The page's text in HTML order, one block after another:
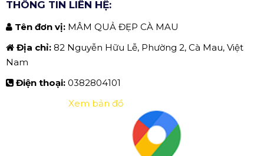
THÔNG TIN LIÊN HỆ:
Tên đơn vị: MÂM QUẢ ĐẸP CÀ MAU
Địa chỉ: 82 Nguyễn Hữu Lễ, Phường 2, Cà Mau, Việt
Nam
Điện thoại: 0382804101
Xem bản đồ